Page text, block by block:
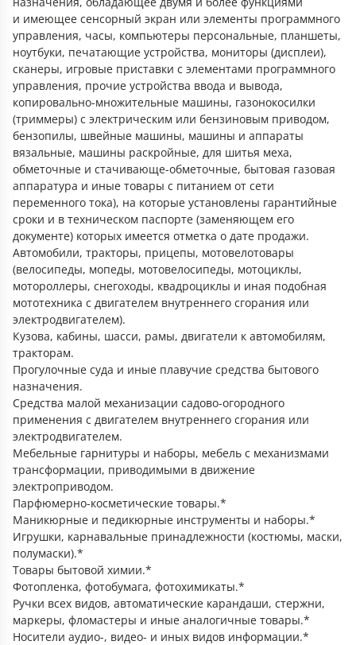
и имеющее сенсорный экран или элементы программного
управления, часы, компьютеры персональные, планшеты,
ноутбуки, печатающие устройства, мониторы (дисплеи),
сканеры, игровые приставки с элементами программного
управления, прочие устройства ввода и вывода,
копировально-множительные машины, газонокосилки
(триммеры) с электрическим или бензиновым приводом,
бензопилы, швейные машины, машины и аппараты
вязальные, машины раскройные, для шитья меха,
обметочные и стачивающе-обметочные, бытовая газовая
аппаратура и иные товары с питанием от сети
переменного тока), на которые установлены гарантийные
сроки и в техническом паспорте (заменяющем его
документе) которых имеется отметка о дате продажи.
Автомобили, тракторы, прицепы, мотовелотовары
(велосипеды, мопеды, мотовелосипеды, мотоциклы,
мотороллеры, снегоходы, квадроциклы и иная подобная
мототехника с двигателем внутреннего сгорания или
электродвигателем).
Кузова, кабины, шасси, рамы, двигатели к автомобилям,
тракторам.
Прогулочные суда и иные плавучие средства бытового
назначения.
Средства малой механизации садово-огородного
применения с двигателем внутреннего сгорания или
электродвигателем.
Мебельные гарнитуры и наборы, мебель с механизмами
трансформации, приводимыми в движение
электроприводом.
Парфюмерно-косметические товары.*
Маникюрные и педикюрные инструменты и наборы.*
Игрушки, карнавальные принадлежности (костюмы, маски,
полумаски).*
Товары бытовой химии.*
Фотопленка, фотобумага, фотохимикаты.*
Ручки всех видов, автоматические карандаши, стержни,
маркеры, фломастеры и иные аналогичные товары.*
Носители аудио-, видео- и иных видов информации.*